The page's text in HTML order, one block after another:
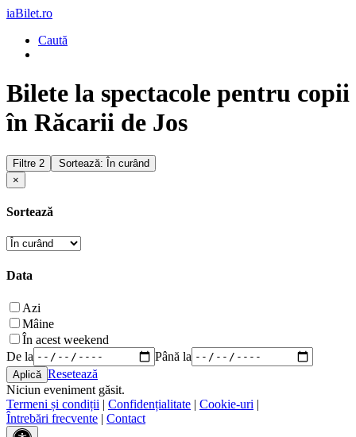
iaBilet.ro
Caută
Bilete la spectacole pentru copii
în Răcarii de Jos
Filtre 2
Sortează: În curând
×
Sortează
Data
Azi
Mâine
În acest weekend
De la
Până la
Resetează
Niciun eveniment găsit.
Termeni și condiții | Confidențialitate | Cookie-uri |
Întrebări frecvente | Contact